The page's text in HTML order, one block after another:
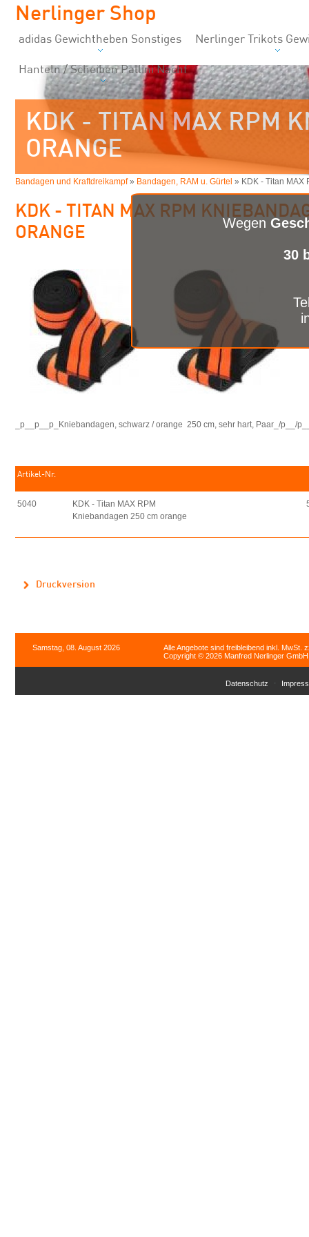
Wegen
30
Nerlinger Shop
adidas Gewichtheben Sonstiges Nerlinger Trikots
Hanteln / Scheiben Pallini Nachf
KDK - TITAN MAX RPM
ORANGE
Bandagen und Kraftdreikampf» Bandagen, RAM u. Gürtel » KDK - Titan MAX
KDK - TITAN MAX RPM
ORANGE
_p__p__p_Kniebandagen, schwarz / orange 250 cm, sehr hart, Paar_/p__/
Artikel-Nr.
5040
KDK - Titan MAX RPM
Kniebandagen 250 cm orange
Druckversion
Samstag, 08. August 2026
Alle Angebote sind freibleibend inkl. MwSt.
Copyright © 2026 Manfred Nerlinger
Datenschutz